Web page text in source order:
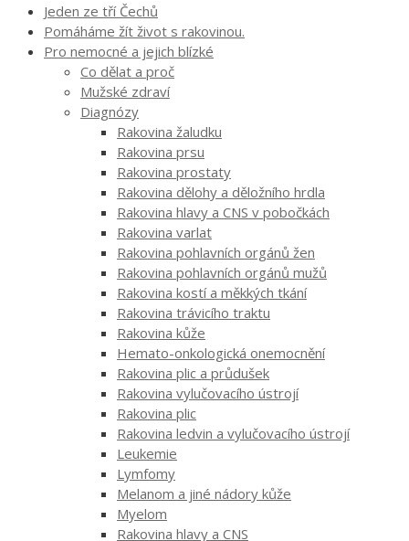
Jeden ze tří Čechů
Pomáháme žít život s rakovinou.
Pro nemocné a jejich blízké
Co dělat a proč
Mužské zdraví
Diagnózy
Rakovina žaludku
Rakovina prsu
Rakovina prostaty
Rakovina dělohy a děložního hrdla
Rakovina hlavy a CNS v pobočkách
Rakovina varlat
Rakovina pohlavních orgánů žen
Rakovina pohlavních orgánů mužů
Rakovina kostí a měkkých tkání
Rakovina trávicího traktu
Rakovina kůže
Hemato-onkologická onemocnění
Rakovina plic a průdušek
Rakovina vylučovacího ústrojí
Rakovina plic
Rakovina ledvin a vylučovacího ústrojí
Leukemie
Lymfomy
Melanom a jiné nádory kůže
Myelom
Rakovina hlavy a CNS